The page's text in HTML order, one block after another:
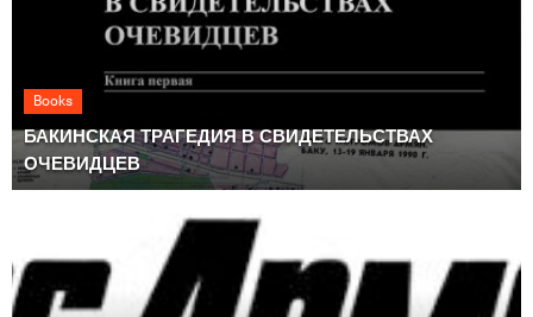
Books
БАКИНСКАЯ ТРАГЕДИЯ В СВИДЕТЕЛЬСТВАХ
ОЧЕВИДЦЕВ